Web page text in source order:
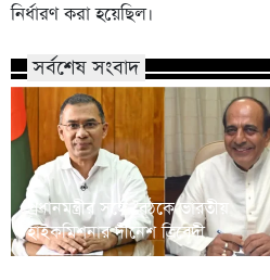
নির্ধারণ করা হয়েছিল।
সর্বশেষ সংবাদ
প্রধানমন্ত্রীর সঙ্গে বৈঠকে ভারতীয়
হাইকমিশনার দীনেশ ত্রিবেদী